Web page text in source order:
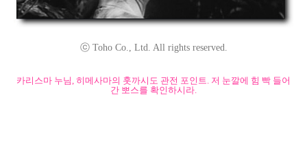
ⓒ Toho Co., Ltd. All rights reserved.
카리스마 누님, 히메사마의 훗까시도 관전 포인트. 저 눈깔에 힘 빡 들어
간 뽀스를 확인하시라.